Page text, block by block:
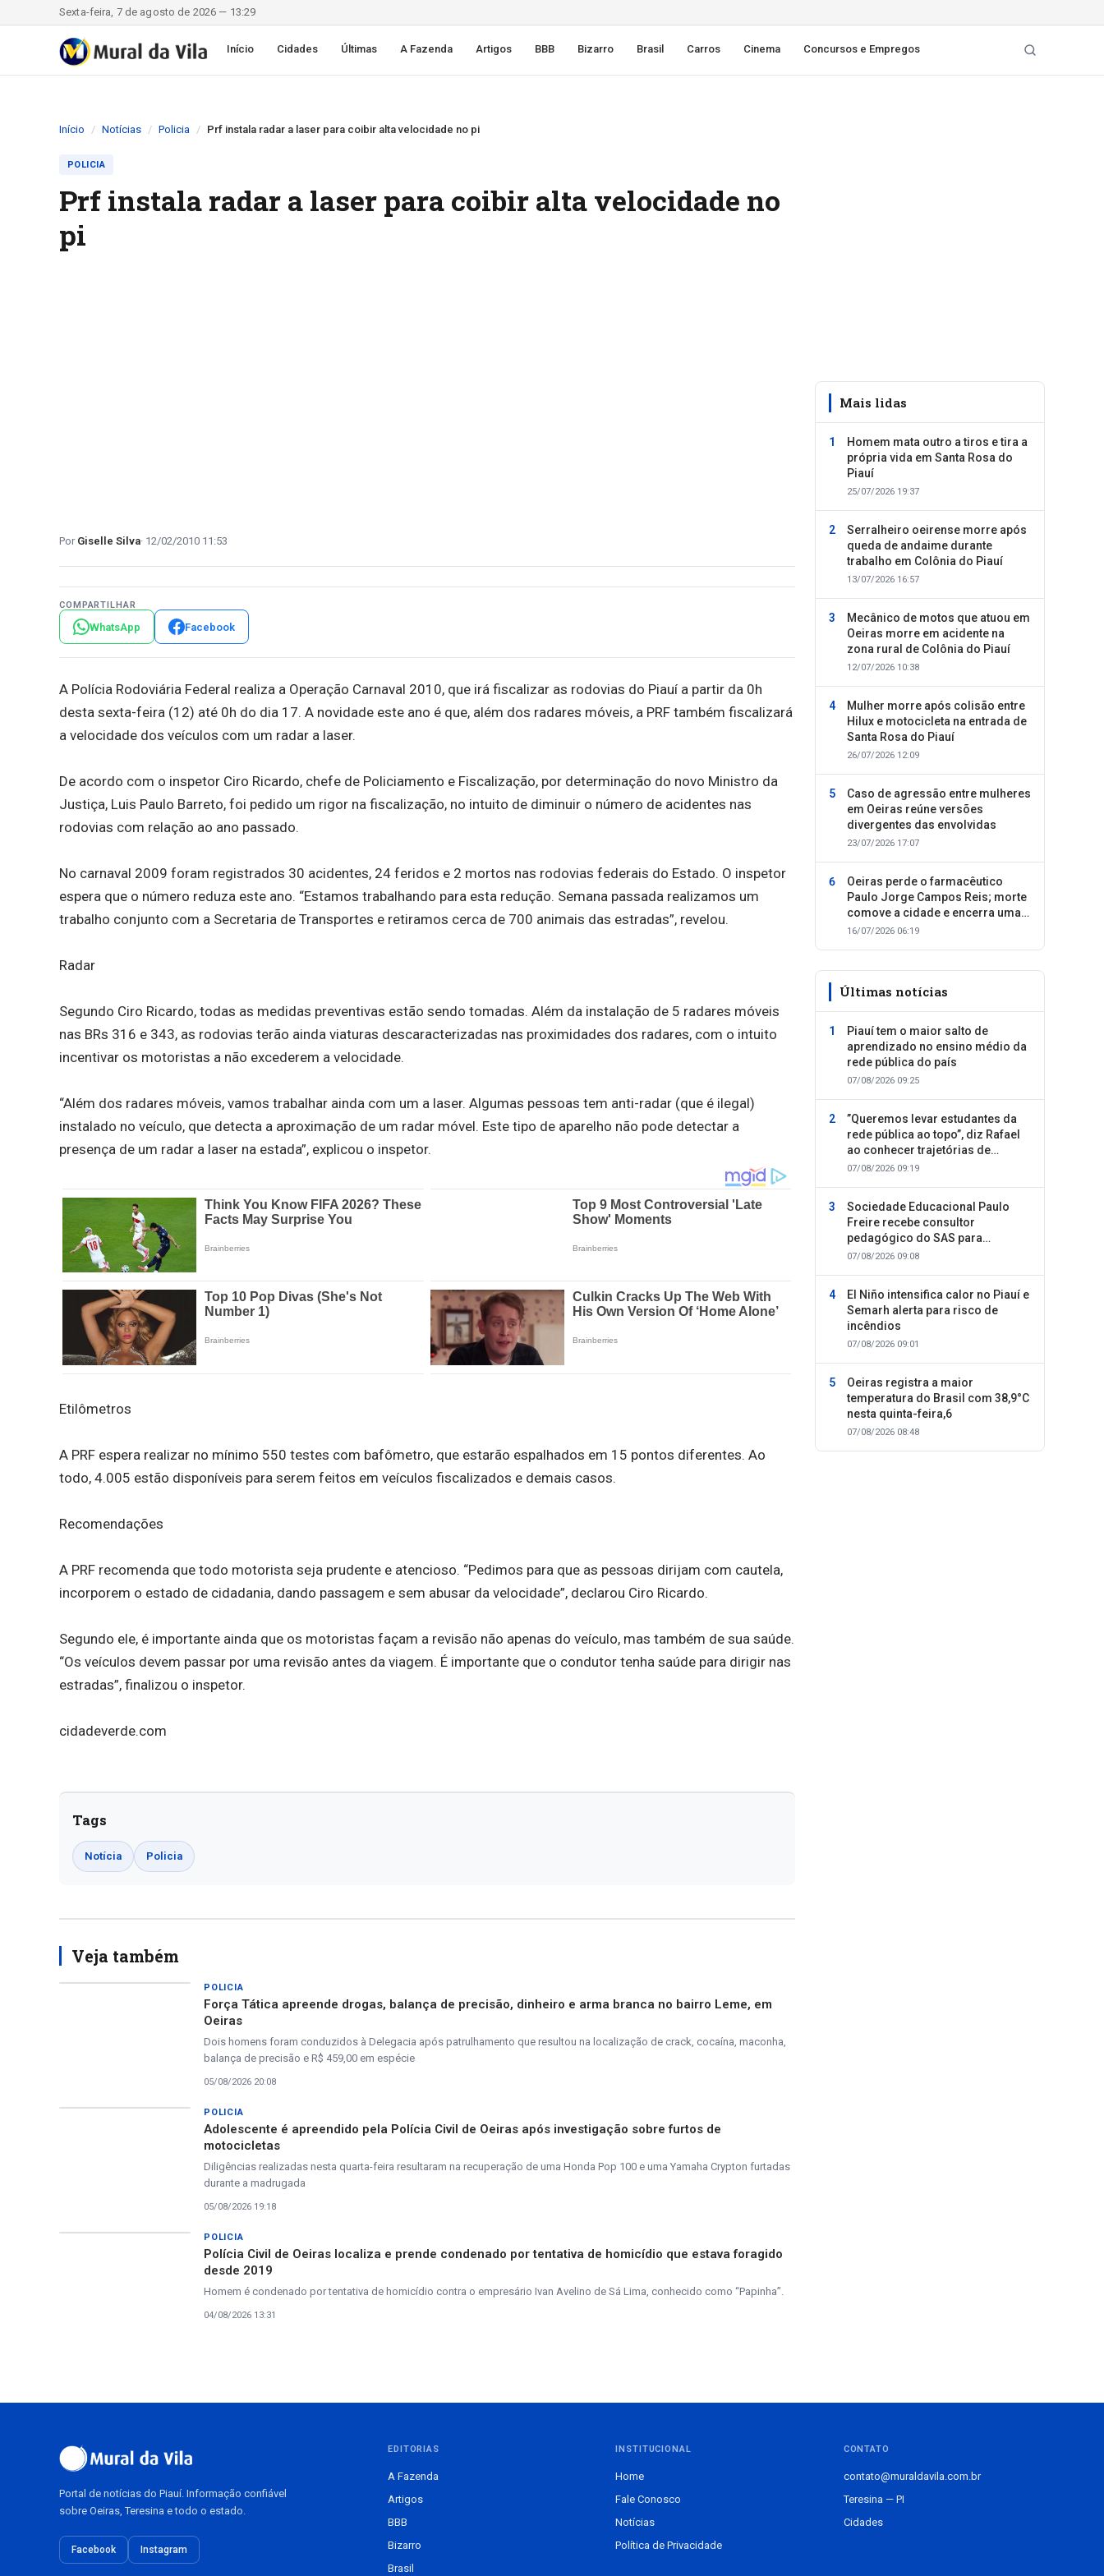
Sexta-feira, 7 de agosto de 2026 — 13:29
Início Cidades Últimas A Fazenda Artigos BBB Bizarro Brasil Carros Cinema Concursos e Empregos
Início Notícias Policia Prf instala radar a laser para coibir alta velocidade no pi
POLICIA
Prf instala radar a laser para coibir alta velocidade no
pi
Giselle Silva 12/02/2010 11:53
COMPARTILHAR
WhatsApp Facebook
A Polícia Rodoviária Federal realiza a Operação Carnaval 2010, que irá fiscalizar as rodovias do Piauí a partir da 0h
desta sexta-feira (12) até 0h do dia 17. A novidade este ano é que, além dos radares móveis, a PRF também fiscalizará
a velocidade dos veículos com um radar a laser.
De acordo com o inspetor Ciro Ricardo, chefe de Policiamento e Fiscalização, por determinação do novo Ministro da
Justiça, Luis Paulo Barreto, foi pedido um rigor na fiscalização, no intuito de diminuir o número de acidentes nas
rodovias com relação ao ano passado.
No carnaval 2009 foram registrados 30 acidentes, 24 feridos e 2 mortos nas rodovias federais do Estado. O inspetor
espera que o número reduza este ano. “Estamos trabalhando para esta redução. Semana passada realizamos um
trabalho conjunto com a Secretaria de Transportes e retiramos cerca de 700 animais das estradas”, revelou.
Radar
Segundo Ciro Ricardo, todas as medidas preventivas estão sendo tomadas. Além da instalação de 5 radares móveis
nas BRs 316 e 343, as rodovias terão ainda viaturas descaracterizadas nas proximidades dos radares, com o intuito
incentivar os motoristas a não excederem a velocidade.
“Além dos radares móveis, vamos trabalhar ainda com um a laser. Algumas pessoas tem anti-radar (que é ilegal)
instalado no veículo, que detecta a aproximação de um radar móvel. Este tipo de aparelho não pode detectar a
presença de um radar a laser na estada”, explicou o inspetor.
Etilômetros
A PRF espera realizar no mínimo 550 testes com bafômetro, que estarão espalhados em 15 pontos diferentes. Ao
todo, 4.005 estão disponíveis para serem feitos em veículos fiscalizados e demais casos.
Recomendações
A PRF recomenda que todo motorista seja prudente e atencioso. “Pedimos para que as pessoas dirijam com cautela,
incorporem o estado de cidadania, dando passagem e sem abusar da velocidade”, declarou Ciro Ricardo.
Segundo ele, é importante ainda que os motoristas façam a revisão não apenas do veículo, mas também de sua saúde.
“Os veículos devem passar por uma revisão antes da viagem. É importante que o condutor tenha saúde para dirigir nas
estradas”, finalizou o inspetor.
cidadeverde.com
Tags
Notícia Policia
Veja também
POLICIA
Força Tática apreende drogas, balança de precisão, dinheiro e arma branca no bairro Leme, em
Oeiras
Dois homens foram conduzidos à Delegacia após patrulhamento que resultou na localização de crack, cocaína, maconha,
balança de precisão e R$ 459,00 em espécie
05/08/2026 20:08
POLICIA
Adolescente é apreendido pela Polícia Civil de Oeiras após investigação sobre furtos de
motocicletas
Diligências realizadas nesta quarta-feira resultaram na recuperação de uma Honda Pop 100 e uma Yamaha Crypton furtadas
durante a madrugada
05/08/2026 19:18
POLICIA
Polícia Civil de Oeiras localiza e prende condenado por tentativa de homicídio que estava foragido
desde 2019
Homem é condenado por tentativa de homicídio contra o empresário Ivan Avelino de Sá Lima, conhecido como “Papinha”.
04/08/2026 13:31
Mais lidas
Homem mata outro a tiros e tira a
própria vida em Santa Rosa do
Piauí
25/07/2026 19:37
Serralheiro oeirense morre após
queda de andaime durante
trabalho em Colônia do Piauí
13/07/2026 16:57
Mecânico de motos que atuou em
Oeiras morre em acidente na
zona rural de Colônia do Piauí
12/07/2026 10:38
Mulher morre após colisão entre
Hilux e motocicleta na entrada de
Santa Rosa do Piauí
26/07/2026 12:09
Caso de agressão entre mulheres
em Oeiras reúne versões
divergentes das envolvidas
23/07/2026 17:07
Oeiras perde o farmacêutico
Paulo Jorge Campos Reis; morte
comove a cidade e encerra uma
trajetória dedicada ao cuidado
16/07/2026 06:19
Últimas notícias
Piauí tem o maior salto de
aprendizado no ensino médio da
rede pública do país
07/08/2026 09:25
”Queremos levar estudantes da
rede pública ao topo”, diz Rafael
ao conhecer trajetórias de
sucesso
07/08/2026 09:19
Sociedade Educacional Paulo
Freire recebe consultor
pedagógico do SAS para
planejamento do segundo
07/08/2026 09:08
El Niño intensifica calor no Piauí e
Semarh alerta para risco de
incêndios
07/08/2026 09:01
Oeiras registra a maior
temperatura do Brasil com 38,9°C
nesta quinta-feira,6
07/08/2026 08:48
Portal de notícias do Piauí. Informação confiável
sobre Oeiras, Teresina e todo o estado.
Facebook Instagram
EDITORIAS
A Fazenda
Artigos
BBB
Bizarro
Brasil
INSTITUCIONAL
Home
Fale Conosco
Notícias
Política de Privacidade
CONTATO
contato@muraldavila.com.br
Teresina — PI
Cidades